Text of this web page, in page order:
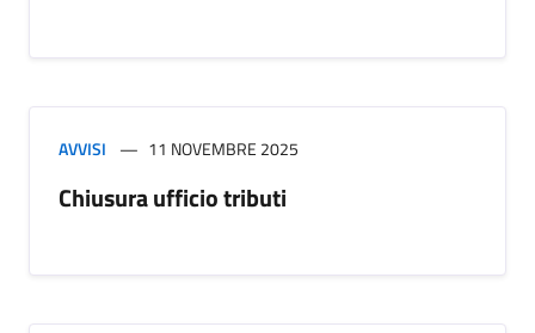
AVVISI 11 NOVEMBRE 2025
Chiusura ufficio tributi